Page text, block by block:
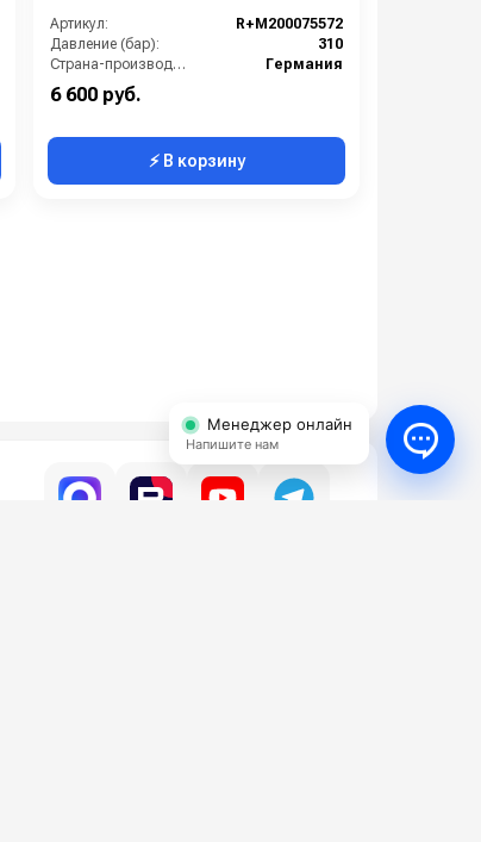
Артикул:
R+M200075572
Давление (бар):
310
Страна-производитель:
Германия
6 600 руб.
⚡ В корзину
Менеджер онлайн
Напишите нам